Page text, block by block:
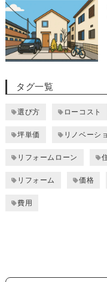
タグ一覧
選び方 ローコスト
坪単価 リノベーシ
リフォームローン
リフォーム 価格
費用